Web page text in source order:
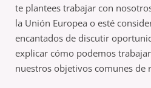
te plantees trabajar con
la Unión Europea o esté
encantados de discutir
explicar cómo podemos
nuestros objetivos comunes de